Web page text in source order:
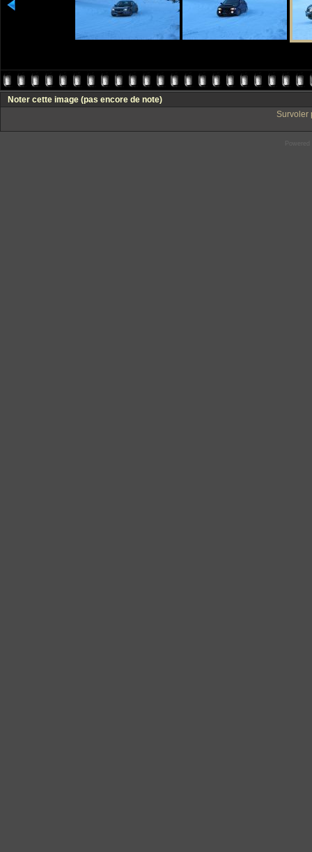
Noter cette image (pas encore de note)
Survoler